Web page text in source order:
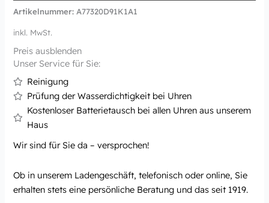
Artikelnummer:A77320D91K1A1
inkl. MwSt.
Preis ausblenden
Unser Service für Sie:
Reinigung
Prüfung der Wasserdichtigkeit bei Uhren
Kostenloser Batterietausch bei allen Uhren aus unserem
Haus
Wir sind für Sie da – versprochen!
Ob in unserem Ladengeschäft, telefonisch oder online, Sie
erhalten stets eine persönliche Beratung und das seit 1919.